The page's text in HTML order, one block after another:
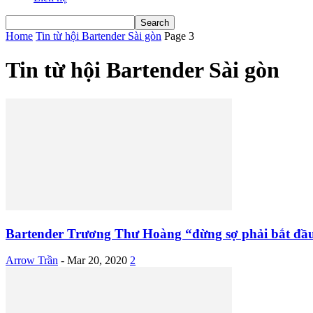
Home Tin từ hội Bartender Sài gòn Page 3
Tin từ hội Bartender Sài gòn
Bartender Trương Thư Hoàng “đừng sợ phải bắt
Arrow Trần - Mar 20, 2020 2